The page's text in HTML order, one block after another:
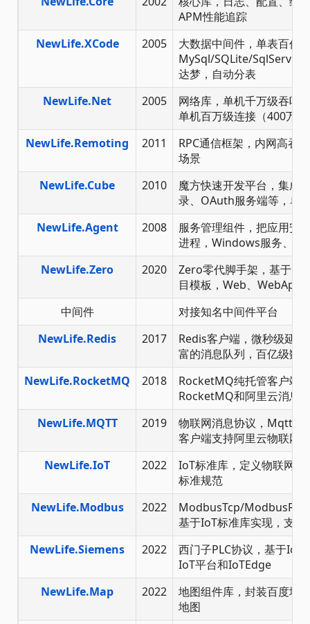
APM性能追踪
NewLife.XCode
2005
大数据中间件，单表百亿
MySql/SQLite/
达梦，自动分表
NewLife.Net
2005
网络库，单机千万级吞吐
单机百万级连接（400万
NewLife.Remoting
2011
RPC通信框架，内网高吞
场景
NewLife.Cube
2010
魔方快速开发平台，集成
录、OAuth服务端等，单
NewLife.Agent
2008
服务管理组件，把应用安
进程，Windows服务、
NewLife.Zero
2020
Zero零代脚手架，基于
目模板，Web、WebApi
中间件
对接知名中间件平台
NewLife.Redis
2017
Redis客户端，微秒级延
富的消息队列，百亿级数
NewLife.RocketMQ
2018
RocketMQ纯托管客户端
RocketMQ和阿里云消息
NewLife.MQTT
2019
物联网消息协议，
客户端支持阿里云物联网
NewLife.IoT
2022
IoT标准库，定义物联网
标准规范
NewLife.Modbus
2022
ModbusTcp/
基于IoT标准库实现，支
NewLife.Siemens
2022
西门子PLC协议，基于IoT
IoT平台和IoTEdge
NewLife.Map
2022
地图组件库，封装百度地
地图